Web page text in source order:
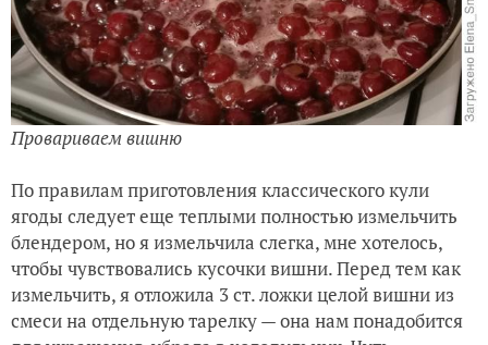
Провариваем вишню
По правилам приготовления классического кули
ягоды следует еще теплыми полностью измельчить
блендером, но я измельчила слегка, мне хотелось,
чтобы чувствовались кусочки вишни. Перед тем как
измельчить, я отложила 3 ст. ложки целой вишни из
смеси на отдельную тарелку — она нам понадобится